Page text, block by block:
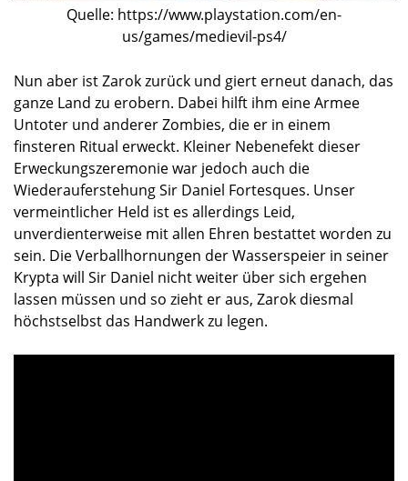
Quelle: https://www.playstation.com/en-
us/games/medievil-ps4/
Nun aber ist Zarok zurück und giert erneut danach, das
ganze Land zu erobern. Dabei hilft ihm eine Armee
Untoter und anderer Zombies, die er in einem
finsteren Ritual erweckt. Kleiner Nebenefekt dieser
Erweckungszeremonie war jedoch auch die
Wiederauferstehung Sir Daniel Fortesques. Unser
vermeintlicher Held ist es allerdings Leid,
unverdienterweise mit allen Ehren bestattet worden zu
sein. Die Verballhornungen der Wasserspeier in seiner
Krypta will Sir Daniel nicht weiter über sich ergehen
lassen müssen und so zieht er aus, Zarok diesmal
höchstselbst das Handwerk zu legen.